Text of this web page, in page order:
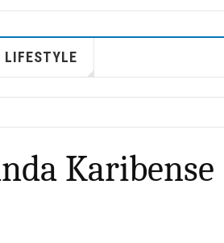
LIFESTYLE
Karibense